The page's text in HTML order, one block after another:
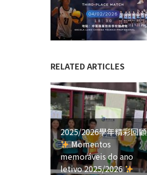
RELATED ARTICLES
2025/2026學年精彩回顧
Momentos
memoráveis do ano
letivo 2025/2026